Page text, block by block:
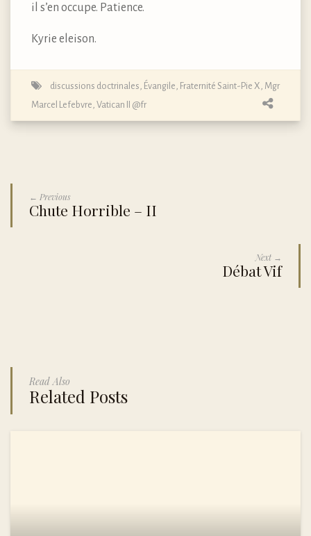
il s’en occupe. Patience.
Kyrie eleison.
discussions doctrinales Évangile Fraternité Saint-Pie X Mgr
Marcel Lefebvre Vatican II @fr
← Previous
Chute Horrible – II
Next →
Débat Vif
Read Also
Related Posts